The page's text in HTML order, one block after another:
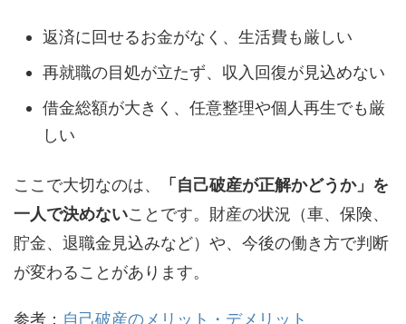
返済に回せるお金がなく、生活費も厳しい
再就職の目処が立たず、収入回復が見込めない
借金総額が大きく、任意整理や個人再生でも厳
しい
ここで大切なのは、
「自己破産が正解かどうか」を
一人で決めないことです。財産の状況（車、保険、
貯金、退職金見込みなど）や、今後の働き方で判断
が変わることがあります。
参考： 自己破産のメリット・デメリット